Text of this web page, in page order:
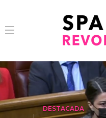
DESTACADA